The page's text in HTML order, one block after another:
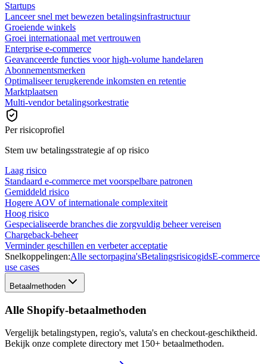
Startups
Lanceer snel met bewezen betalingsinfrastructuur
Groeiende winkels
Groei internationaal met vertrouwen
Enterprise e-commerce
Geavanceerde functies voor high-volume handelaren
Abonnementsmerken
Optimaliseer terugkerende inkomsten en retentie
Marktplaatsen
Multi-vendor betalingsorkestratie
Per risicoprofiel
Stem uw betalingsstrategie af op risico
Laag risico
Standaard e-commerce met voorspelbare patronen
Gemiddeld risico
Hogere AOV of internationale complexiteit
Hoog risico
Gespecialiseerde branches die zorgvuldig beheer vereisen
Chargeback-beheer
Verminder geschillen en verbeter acceptatie
Snelkoppelingen:Alle sectorpagina'sBetalingsrisicogidsE-commerce
use cases
Betaalmethoden
Alle Shopify-betaalmethoden
Vergelijk betalingstypen, regio's, valuta's en checkout-geschiktheid.
Bekijk onze complete directory met 150+ betaalmethoden.